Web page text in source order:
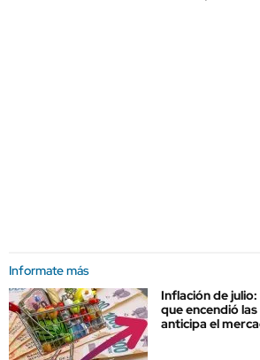
Informate más
Inflación de
que encendió
anticipa el